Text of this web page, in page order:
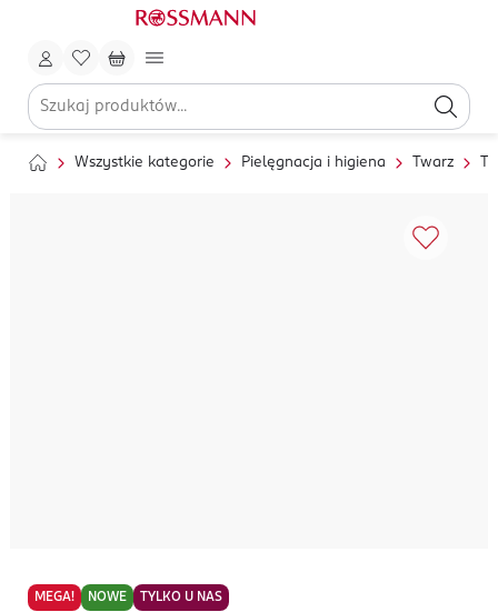
Wszystkie kategorie Pielęgnacja i higiena Twarz
MEGA! NOWE TYLKO U NAS